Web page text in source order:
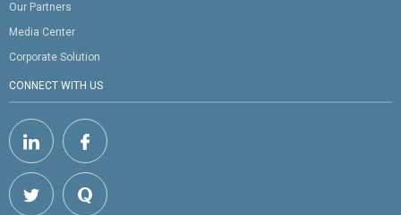
Our Partners
Media Center
Corporate Solution
CONNECT WITH US